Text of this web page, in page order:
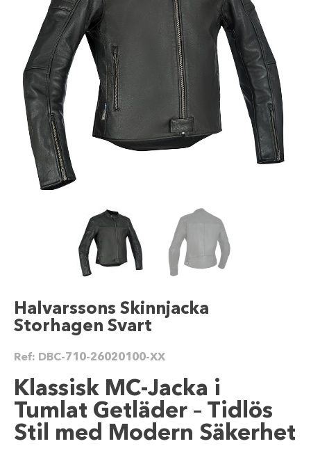
Halvarssons Skinnjacka
Storhagen Svart
Ref: DBC-710-26020100-XX
Klassisk MC-Jacka i
Tumlat Getläder – Tidlös
Stil med Modern Säkerhet